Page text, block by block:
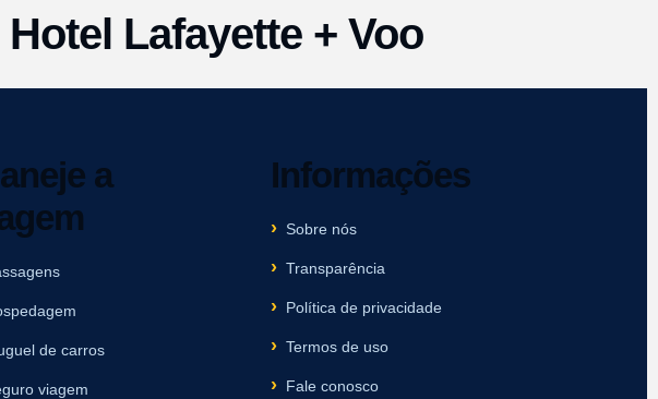
Lafayette + Voo
a
de carros
viagem
Informações
Sobre nós
Transparência
Política de privacidade
Termos de uso
Fale conosco